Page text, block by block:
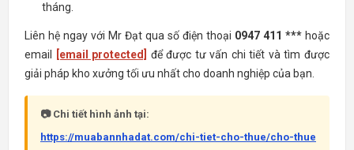
tháng.
Liên hệ ngay với Mr Đạt qua số điện thoại 0947 411 *** hoặc
email
[email protected]
để được tư vấn chi tiết và tìm được
giải pháp kho xưởng tối ưu nhất cho doanh nghiệp của bạn.
📷 Chi tiết hình ảnh tại:
https://muabannhadat.com/chi-tiet-cho-thue/cho-thue